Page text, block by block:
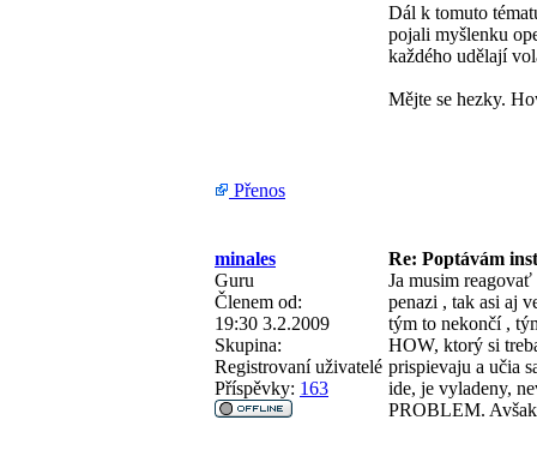
Dál k tomuto
pojali myšlenku
každého udělají
Mějte se hezky.
Přenos
minales
Re: Poptávám
Guru
Členem od:
19:30 3.2.2009
Skupina:
Registrovaní uživatelé
Příspěvky: 163
Ja musim
penazi , tak asi aj
tým to nekončí ,
HOW, ktorý si
prispievaju a učia
ide, je vyladeny,
PROBLEM. Avšak